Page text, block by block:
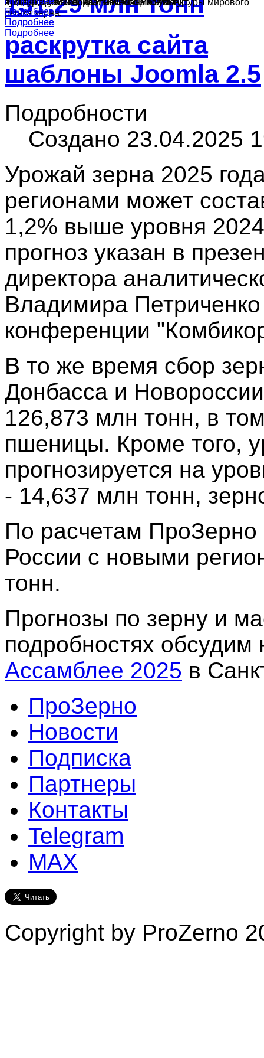
культур в России, краткий обзор конъюнктуры мирового
рынка зерна.
Подробнее
ячменя, муки и подсолнечного масла.
Подробнее
производства зерна и масличных культур.
Подробнее
Подробнее
раскрутка сайта
шаблоны Joomla 2.5
Подробности
Создано 23.04.2025
Урожай зерна 2025
регионами может
1,2% выше уровня
прогноз указан в
директора
Владимира
конференции
В то же время сбор
Донбасса и
126,873 млн тонн, в
пшеницы. Кроме того,
прогнозируется на
- 14,637 млн тонн,
По расчетам ПроЗерно
России с новыми
тонн.
Прогнозы по зерну и
подробностях обсудим
Ассамблее 2025 в
ПроЗерно
Новости
Подписка
Партнеры
Контакты
Telegram
MAX
Copyright by ProZerno